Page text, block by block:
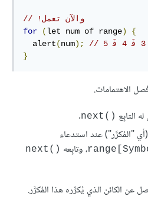
// ‫‏والآن تعمل!
for
(let num of range)
{
  alert
(num);
}
الاهتمامات.
التابِع next()‎
.
"المُكرَّر") عند استدعاء
، وتابِعه next()‎
عن الكائن الذي يُكرِّره هذا المُكرَّر.